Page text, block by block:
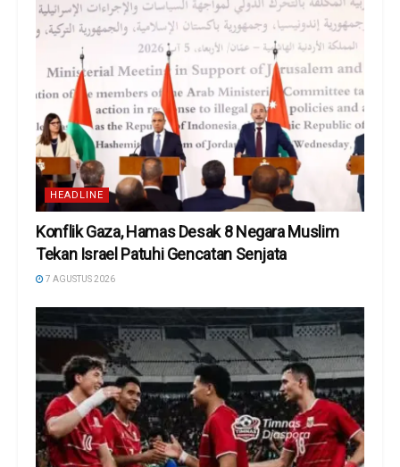
HEADLINE
Konflik Gaza, Hamas Desak 8 Negara Muslim
Tekan Israel Patuhi Gencatan Senjata
7 AGUSTUS 2026